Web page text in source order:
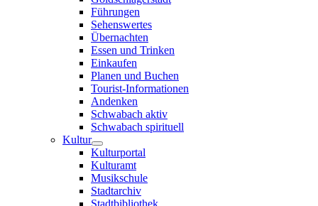
Führungen
Sehenswertes
Übernachten
Essen und Trinken
Einkaufen
Planen und Buchen
Tourist-Informationen
Andenken
Schwabach aktiv
Schwabach spirituell
Kultur
Kulturportal
Kulturamt
Musikschule
Stadtarchiv
Stadtbibliothek